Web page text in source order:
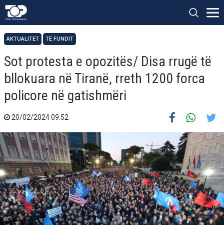
AKTUALITET TË FUNDIT
Sot protesta e opozitës/ Disa rrugë të
bllokuara në Tiranë, rreth 1200 forca
policore në gatishmëri
20/02/2024 09:52